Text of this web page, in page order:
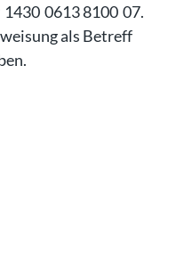
0613 8100 07.
als Betreff